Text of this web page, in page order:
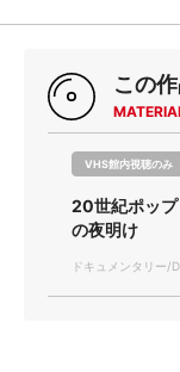
この
VHS館内視聴のみ
20世紀ポッ
の夜明け
ドキュメンタリー/